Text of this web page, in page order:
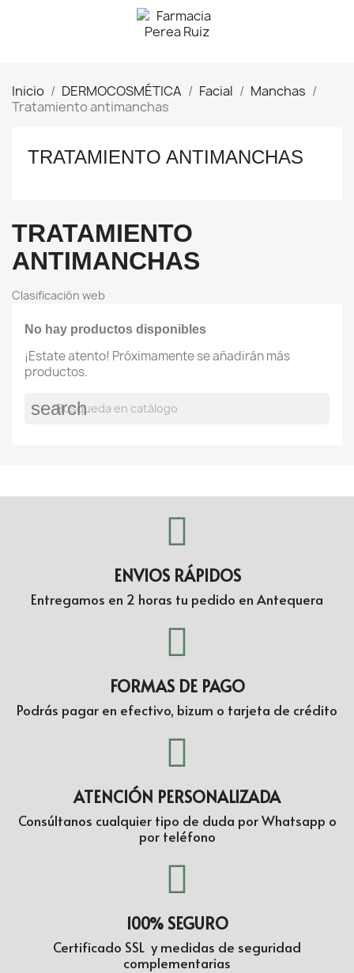
Inicio DERMOCOSMÉTICA Facial
Manchas
Tratamiento antimanchas
TRATAMIENTO ANTIMANCHAS
TRATAMIENTO
ANTIMANCHAS
Clasificación web
No hay productos disponibles
¡Estate atento! Próximamente se añadirán más
productos.
search
ENVIOS RÁPIDOS
Entregamos en 2 horas tu pedido en Antequera
FORMAS DE PAGO
Podrás pagar en efectivo, bizum o tarjeta de crédito
ATENCIÓN PERSONALIZADA
Consúltanos cualquier tipo de duda por Whatsapp o
por teléfono
100% SEGURO
Certificado SSL y medidas de seguridad
complementarias